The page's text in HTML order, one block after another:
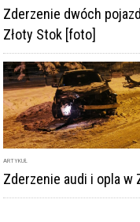
Zderzenie dwóch
Złoty Stok [foto]
ARTYKUŁ
Zderzenie audi i opla w